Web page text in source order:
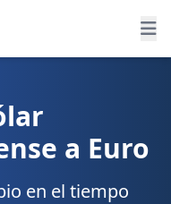
a Euro
en el tiempo